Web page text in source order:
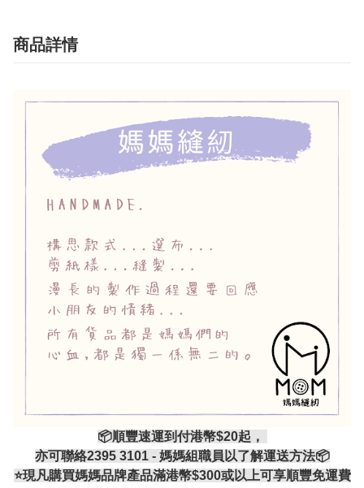
商品詳情
📦順豐速運到付港幣$20起，
亦可聯絡2395 3101 - 媽媽組職員以了解運送方法📦
⭐現凡購買媽媽品牌產品滿港幣$300或以上可享順豐免運費